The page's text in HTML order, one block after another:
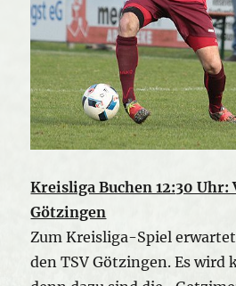
Kreisliga Buchen 12:30 Uhr:
Götzingen
Zum Kreisliga-Spiel
den TSV Götzingen. Es wird